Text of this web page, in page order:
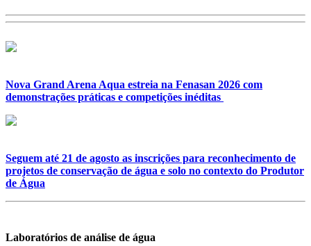
Nova Grand Arena Aqua estreia na Fenasan 2026 com
demonstrações práticas e competições inéditas
Seguem até 21 de agosto as inscrições para reconhecimento de
projetos de conservação de água e solo no contexto do Produtor
de Água
Laboratórios de análise de água